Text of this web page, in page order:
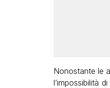
Nonostante le
l’impossibilità